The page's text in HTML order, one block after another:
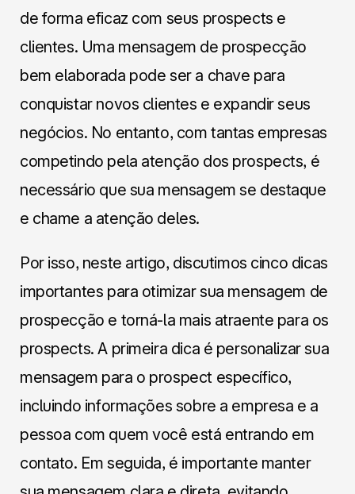
de forma eficaz com seus prospects e
clientes. Uma mensagem de prospecção
bem elaborada pode ser a chave para
conquistar novos clientes e expandir seus
negócios. No entanto, com tantas empresas
competindo pela atenção dos prospects, é
necessário que sua mensagem se destaque
e chame a atenção deles.
Por isso, neste artigo, discutimos cinco dicas
importantes para otimizar sua mensagem de
prospecção e torná-la mais atraente para os
prospects. A primeira dica é personalizar sua
mensagem para o prospect específico,
incluindo informações sobre a empresa e a
pessoa com quem você está entrando em
contato. Em seguida, é importante manter